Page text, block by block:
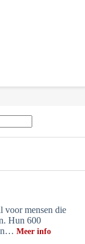
voor mensen die
Hun 600
Meer info